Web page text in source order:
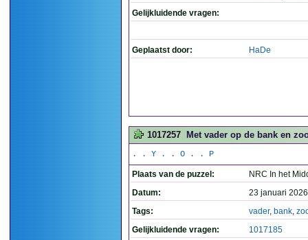
Gelijkluidende vragen:
Geplaatst door: HaDe
1017257 Met vader op de bank en
. . Y . . O . . P
Plaats van de puzzel:
NRC In het
Datum:
23 januari
Tags:
vader, bank,
Gelijkluidende vragen:
1017185